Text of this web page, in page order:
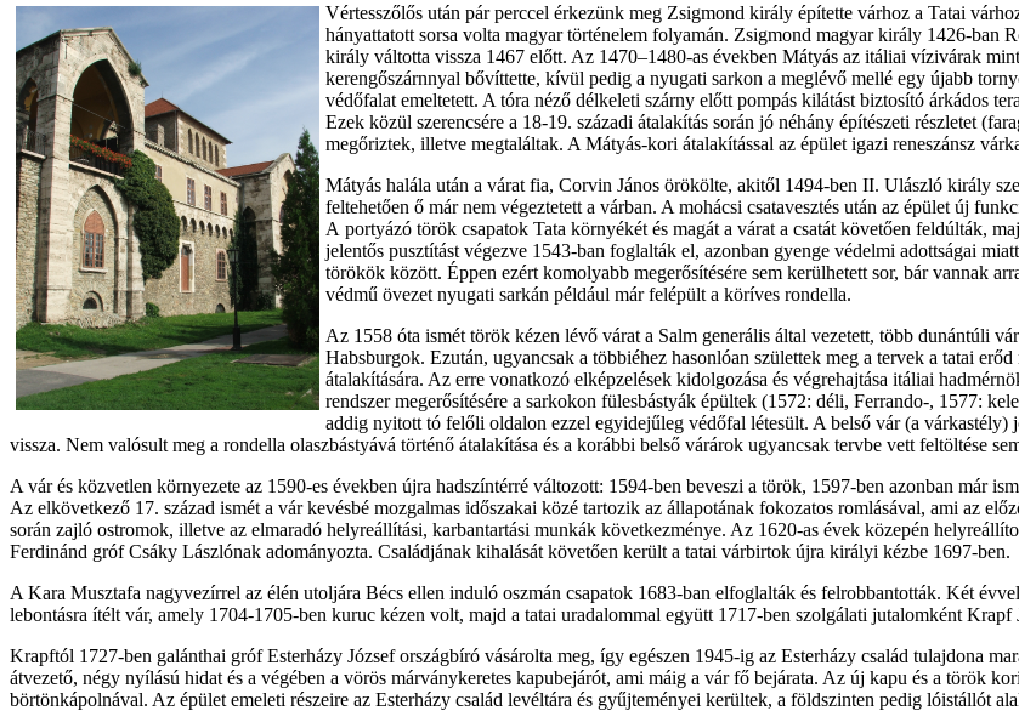
Vértesszőlős után pár perccel érkezünk meg Zsigmond király építette várhoz a Tatai
hányattatott sorsa volta magyar történelem folyamán. Zsigmond magyar király 1426-ban
király váltotta vissza 1467 előtt. Az 1470–1480-as években Mátyás az itáliai vízivárak
kerengőszárnnyal bővíttette, kívül pedig a nyugati sarkon a meglévő mellé egy újabb
védőfalat emeltetett. A tóra néző délkeleti szárny előtt pompás kilátást biztosító árkádos
Ezek közül szerencsére a 18-19. századi átalakítás során jó néhány építészeti részletet
megőriztek, illetve megtaláltak. A Mátyás-kori átalakítással az épület igazi reneszánsz
Mátyás halála után a várat fia, Corvin János örökölte, akitől 1494-ben II. Ulászló király
feltehetően ő már nem végeztetett a várban. A mohácsi csatavesztés után az épület új
A portyázó török csapatok Tata környékét és magát a várat a csatát követően feldúlták,
jelentős pusztítást végezve 1543-ban foglalták el, azonban gyenge védelmi adottságai
törökök között. Éppen ezért komolyabb megerősítésére sem kerülhetett sor, bár vannak
védmű övezet nyugati sarkán például már felépült a köríves rondella.
Az 1558 óta ismét török kézen lévő várat a Salm generális által vezetett, több dunántúli
Habsburgok. Ezután, ugyancsak a többiéhez hasonlóan születtek meg a tervek a tatai
átalakítására. Az erre vonatkozó elképzelések kidolgozása és végrehajtása itáliai
rendszer megerősítésére a sarkokon fülesbástyák épültek (1572: déli, Ferrando-, 1577:
addig nyitott tó felőli oldalon ezzel egyidejűleg védőfal létesült. A belső vár (a
vissza. Nem valósult meg a rondella olaszbástyává történő átalakítása és a korábbi belső várárok ugyancsak tervbe vett feltöltése
A vár és közvetlen környezete az 1590-es években újra hadszíntérré változott: 1594-ben beveszi a török, 1597-ben azonban már
Az elkövetkező 17. század ismét a vár kevésbé mozgalmas időszakai közé tartozik az állapotának fokozatos romlásával, ami az
során zajló ostromok, illetve az elmaradó helyreállítási, karbantartási munkák következménye. Az 1620-as évek közepén
Ferdinánd gróf Csáky Lászlónak adományozta. Családjának kihalását követően került a tatai várbirtok újra királyi kézbe 1697-ben.
A Kara Musztafa nagyvezírrel az élén utoljára Bécs ellen induló oszmán csapatok 1683-ban elfoglalták és felrobbantották. Két
lebontásra ítélt vár, amely 1704-1705-ben kuruc kézen volt, majd a tatai uradalommal együtt 1717-ben szolgálati jutalomként Krapf
Krapftól 1727-ben galánthai gróf Esterházy József országbíró vásárolta meg, így egészen 1945-ig az Esterházy család tulajdona
átvezető, négy nyílású hidat és a végében a vörös márványkeretes kapubejárót, ami máig a vár fő bejárata. Az új kapu és a török
börtönkápolnával. Az épület emeleti részeire az Esterházy család levéltára és gyűjteményei kerültek, a földszinten pedig lóistállót